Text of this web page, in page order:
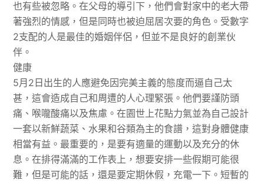
也有些被忽略。在父母的導引下，他們會對家中的老大帶
著強烈的情感，但是同時也被迫屈居次要的角色。受數字
2支配的人是最佳的婚姻伴侶，但並不是良好的創業伙
伴。
健康
5月2日出生的人應避免因完美主義的態度而逼自己太
甚，這會造成自己和周遭的人心理緊張。他們要謹防頭
痛、喉嚨酸痛以及焦慮。在園世上花點力氣並為自己設計
一套以新鮮蔬菜、水果和谷類為主的食譜，這對身體健康
相當有益。最重要的，是要有適量的運動以及充分的休
息。在排得滿滿的工作表上，想要安排一些假期可能很
難，但是可能的話，還是要定期休假，充電一下。短暫的